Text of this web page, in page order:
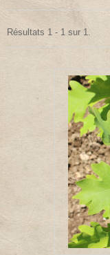
Résultats 1 - 1 sur 1.